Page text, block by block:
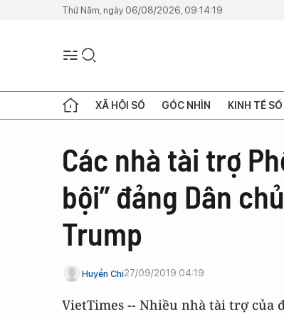
Thứ Năm, ngày 06/08/2026, 09:14:19
XÃ HỘI SỐ GÓC NHÌN KINH TẾ SỐ
Các nhà tài trợ
bội” đảng Dân
Trump
Huyền Chi27/09/2019 04:19
VietTimes -- Nhiều nhà tài trợ của